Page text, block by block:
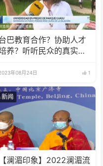
巴教育合作？协助人才
养？听听民众的真实声
年08月24日 1
新闻
【澜湄印象】2022澜湄流